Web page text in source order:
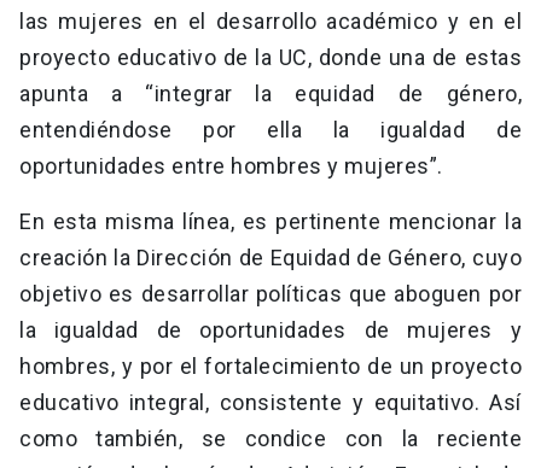
las mujeres en el desarrollo académico y en el
proyecto educativo de la UC, donde una de estas
apunta a “integrar la equidad de género,
entendiéndose por ella la igualdad de
oportunidades entre hombres y mujeres”.
En esta misma línea, es pertinente mencionar la
creación la Dirección de Equidad de Género, cuyo
objetivo es desarrollar políticas que aboguen por
la igualdad de oportunidades de mujeres y
hombres, y por el fortalecimiento de un proyecto
educativo integral, consistente y equitativo. Así
como también, se condice con la reciente